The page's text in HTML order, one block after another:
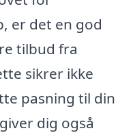
er det en god
tilbud fra
sikrer ikke
pasning til din
dig også